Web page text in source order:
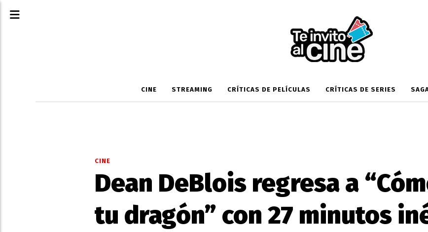
CINE STREAMING CRÍTICAS DE PELÍCULAS CRÍTICAS DE SERIES
Dean DeBlois regresa a
tu dragón” con 27 minutos
CINE